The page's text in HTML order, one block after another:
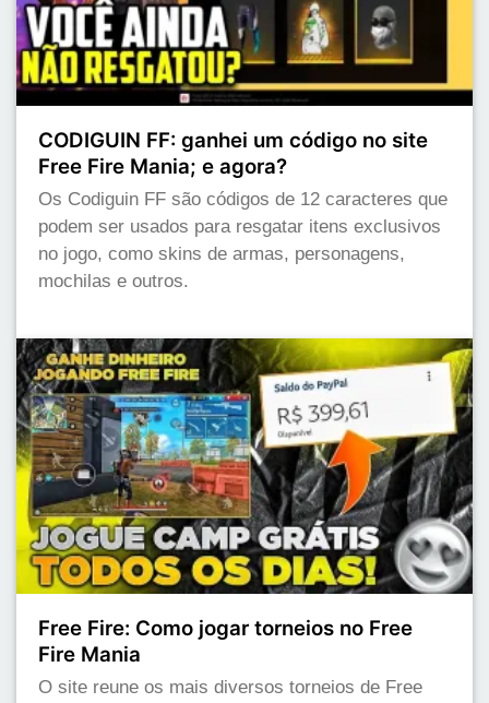
CODIGUIN FF: ganhei um código no site
Free Fire Mania; e agora?
Os Codiguin FF são códigos de 12 caracteres que
podem ser usados para resgatar itens exclusivos
no jogo, como skins de armas, personagens,
mochilas e outros.
Free Fire: Como jogar torneios no Free
Fire Mania
O site reune os mais diversos torneios de Free